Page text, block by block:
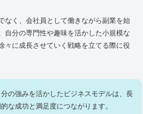
なく、会社員として働きながら副業を始
自分の専門性や趣味を活かした小規模な
々に成長させていく戦略を立てる際に役
分の強みを活かしたビジネスモデルは、長
な成功と満足度につながります。